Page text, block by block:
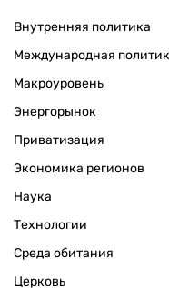
Внутренняя политика
Международная
Макроуровень
Энергорынок
Приватизация
Экономика регионов
Наука
Технологии
Среда обитания
Церковь